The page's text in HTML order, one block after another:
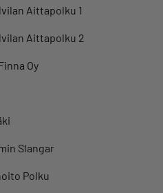
Aittapolku 1
Aittapolku 2
Oy
Slangar
Polku